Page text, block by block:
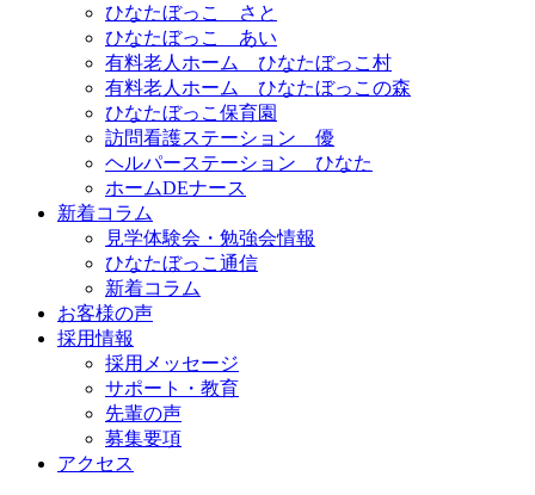
ひなたぼっこ さと
ひなたぼっこ あい
有料老人ホーム ひなたぼっこ村
有料老人ホーム ひなたぼっこの森
ひなたぼっこ保育園
訪問看護ステーション 優
ヘルパーステーション ひなた
ホームDEナース
新着コラム
見学体験会・勉強会情報
ひなたぼっこ通信
新着コラム
お客様の声
採用情報
採用メッセージ
サポート・教育
先輩の声
募集要項
アクセス